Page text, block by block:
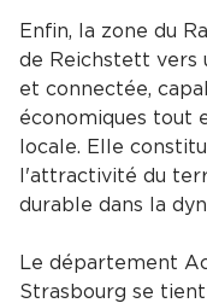
Enfin, la zone du
de Reichstett vers
et connectée,
économiques tout
locale. Elle
l'attractivité du
durable dans la
Le département
Strasbourg se